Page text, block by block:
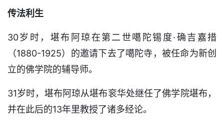
传法利生
30岁时，堪布阿琼在第二世噶陀锡度·确吉嘉措
（1880-1925）的邀请下去了噶陀寺，被任命为新创
立的佛学院的辅导师。
31岁时，堪布阿琼从堪布衮华处继任了佛学院堪布，
并在此后的13年里教授了诸多经论。